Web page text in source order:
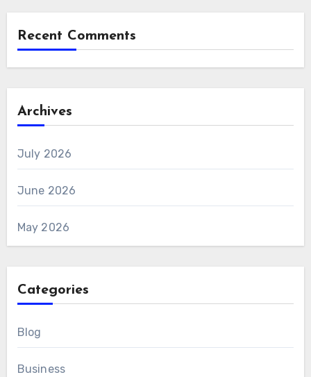
Recent Comments
Archives
July 2026
June 2026
May 2026
Categories
Blog
Business